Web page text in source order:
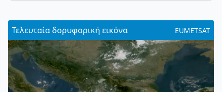
Τελευταία δορυφορική εικόνα EUMETSAT